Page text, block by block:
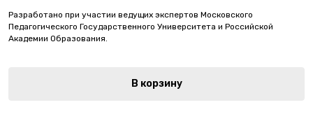
Разработано при участии ведущих экспертов Московского
Педагогического Государственного Университета и Российской
Академии Образования.
В корзину